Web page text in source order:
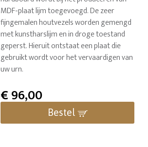
MDF-plaat lijm toegevoegd. De zeer
fijngemalen houtvezels worden gemengd
met kunstharslijm en in droge toestand
geperst. Hieruit ontstaat een plaat die
gebruikt wordt voor het vervaardigen van
uw urn.
€96,00
Bestel